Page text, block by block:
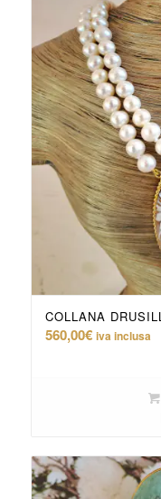
COLLANA
560,00€ iva inclusa